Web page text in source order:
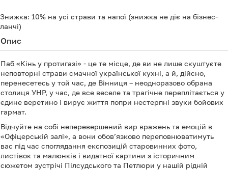
Знижка: 10% на усі страви та напої (знижка не діє на бізнес-
ланчі)
Опис
Паб «Кінь у протигазі» - це те місце, де ви не лише скуштуєте
неповторні страви смачної української кухні, а й, дійсно,
перенесетесь у той час, де Вінниця – неодноразово обрана
столиця УНР, у час, де все веселе та трагічне переплітається у
єдине веретино і вирує життя попри нестерпні звуки бойових
гармат.
Відчуйте на собі неперевершений вир вражень та емоцій в
«Офіцерській залі», а вони обов’язково переповнюватимуть
вас під час споглядання експозицій старовинних фото,
листівок та малюнків і видатної картини з історичним
сюжетом зустрічі Пілсудського та Петлюри у нашій рідній